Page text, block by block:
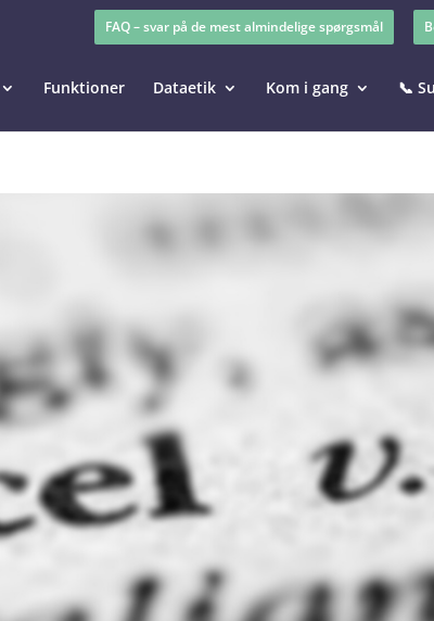
FAQ – svar på de mest almindelige spørgsmål
Funktioner Dataetik Kom i gang 📞